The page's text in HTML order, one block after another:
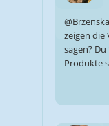
zeigen die
sagen?
Produkte